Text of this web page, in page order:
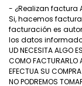
- ¿Realizan factura
Si, hacemos
facturación es
los datos
UD NECESITA ALGO
COMO FACTURARLO
EFECTUA SU
NO PODREMOS